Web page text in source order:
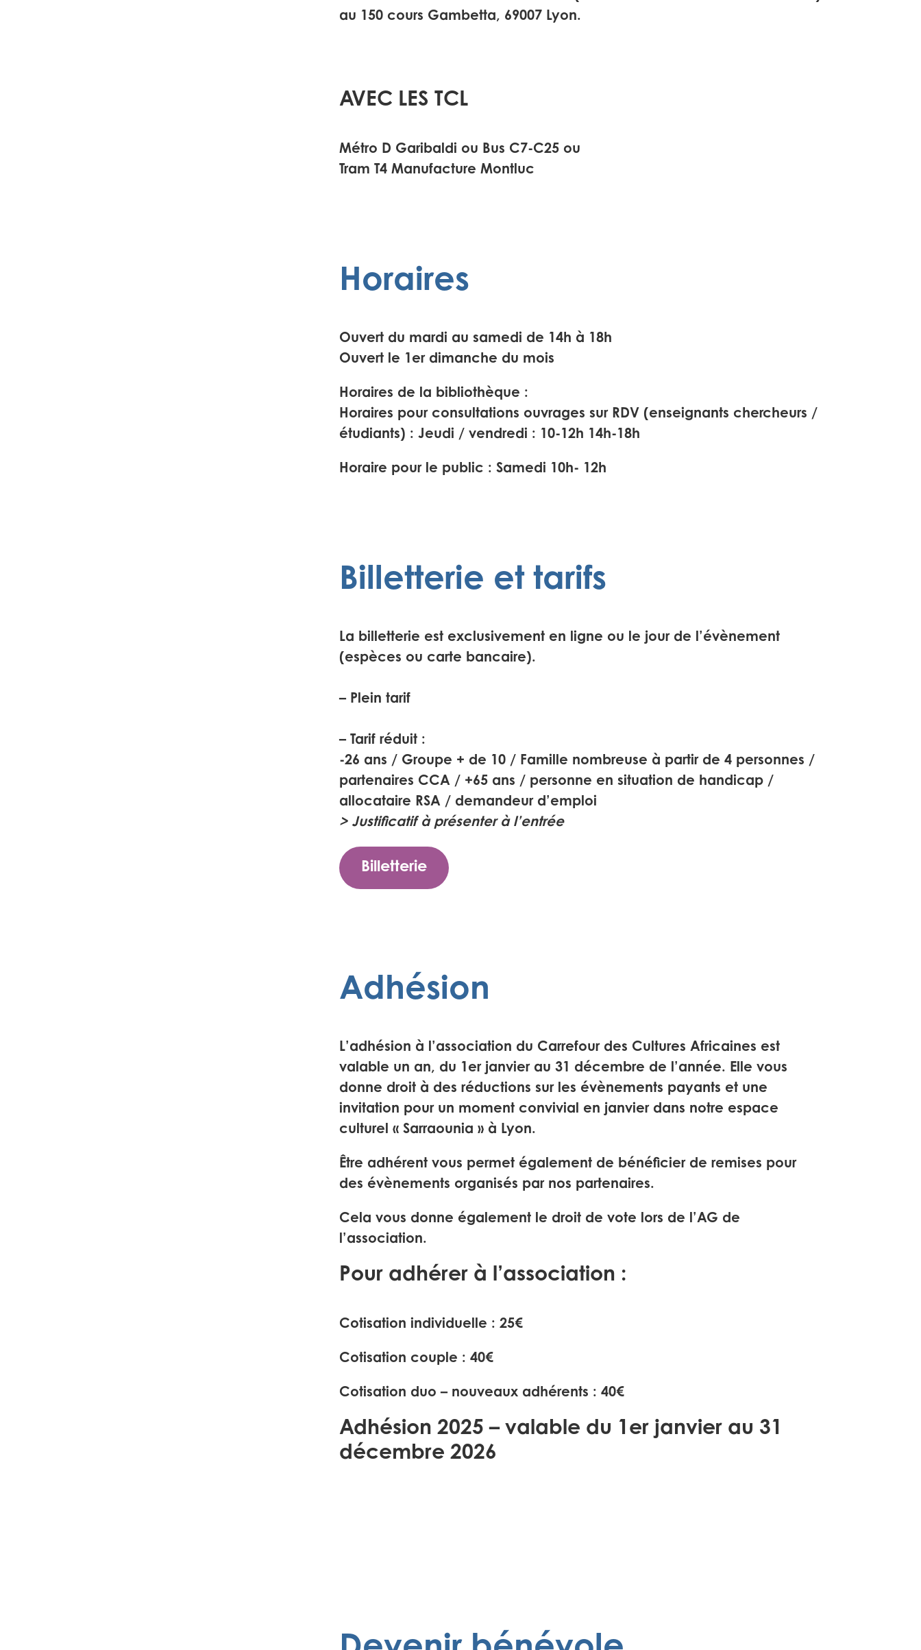
au 150 cours Gambetta, 69007 Lyon.
AVEC LES TCL
Métro D Garibaldi ou Bus C7-C25 ou
Tram T4 Manufacture Montluc
Horaires
Ouvert du mardi au samedi de 14h à 18h
Ouvert le 1er dimanche du mois
Horaires de la bibliothèque :
Horaires pour consultations ouvrages sur RDV (enseignants chercheurs /
étudiants) : Jeudi / vendredi : 10-12h 14h-18h
Horaire pour le public : Samedi 10h- 12h
Billetterie et tarifs
La billetterie est exclusivement en ligne ou le jour de l’évènement
(espèces ou carte bancaire).
– Plein tarif
– Tarif réduit :
-26 ans / Groupe + de 10 / Famille nombreuse à partir de 4 personnes /
partenaires CCA / +65 ans / personne en situation de handicap /
allocataire RSA / demandeur d’emploi
> Justificatif à présenter à l’entrée
Billetterie
Adhésion
L’adhésion à l’association du Carrefour des Cultures Africaines est
valable un an, du 1er janvier au 31 décembre de l’année. Elle vous
donne droit à des réductions sur les évènements payants et une
invitation pour un moment convivial en janvier dans notre espace
culturel « Sarraounia » à Lyon.
Être adhérent vous permet également de bénéficier de remises pour
des évènements organisés par nos partenaires.
Cela vous donne également le droit de vote lors de l’AG de
l’association.
Pour adhérer à l’association :
Cotisation individuelle : 25€
Cotisation couple : 40€
Cotisation duo – nouveaux adhérents : 40€
Adhésion 2025 – valable du 1er janvier au 31
décembre 2026